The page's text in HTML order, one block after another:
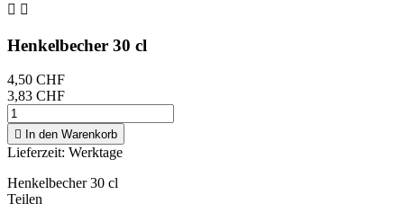
 
Henkelbecher 30 cl
4,50 CHF
3,83 CHF
 In den Warenkorb
Lieferzeit: Werktage
Henkelbecher 30 cl
Teilen